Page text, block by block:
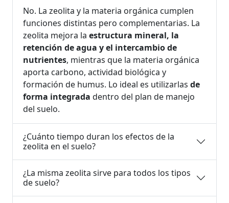
No. La zeolita y la materia orgánica cumplen
funciones distintas pero complementarias. La
zeolita mejora la estructura mineral, la
retención de agua y el intercambio de
nutrientes, mientras que la materia orgánica
aporta carbono, actividad biológica y
formación de humus. Lo ideal es utilizarlas de
forma integrada dentro del plan de manejo
del suelo.
¿Cuánto tiempo duran los efectos de la
zeolita en el suelo?
¿La misma zeolita sirve para todos los tipos
de suelo?